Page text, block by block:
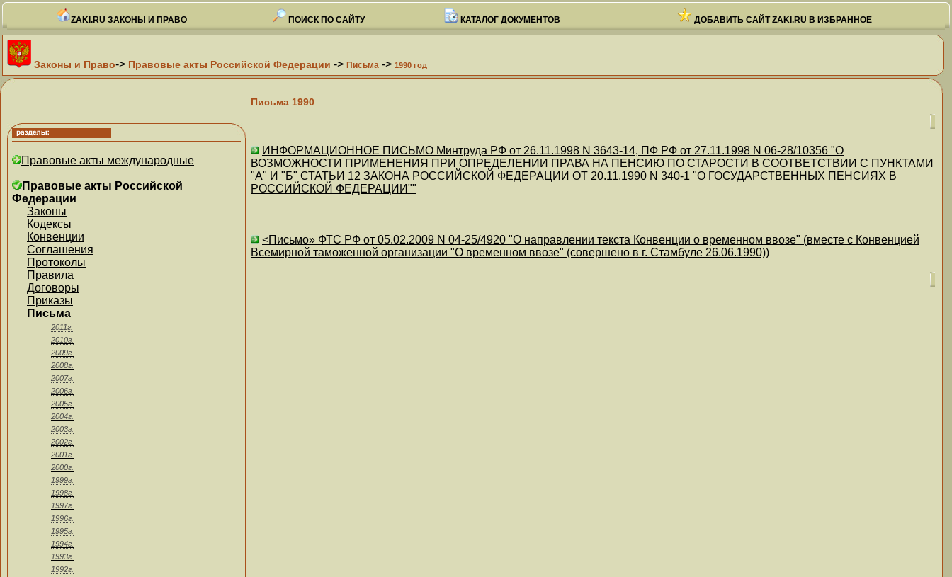
ZAKI.RU ЗАКОНЫ И ПРАВО ПОИСК ПО САЙТУ КАТАЛОГ ДОКУМЕНТОВ ДОБАВИТЬ САЙТ ZAKI.RU В ИЗБРАННОЕ
Законы и Право-> Правовые акты Российской Федерации -> Письма -> 1990 год
Правовые акты международные
Правовые акты Российской
Федерации
Законы
Кодексы
Конвенции
Соглашения
Протоколы
Правила
Договоры
Приказы
Письма
2011г.
2010г.
2009г.
2008г.
2007г.
2006г.
2005г.
2004г.
2003г.
2002г.
2001г.
2000г.
1999г.
1998г.
1997г.
1996г.
1995г.
1994г.
1993г.
1992г.
Письма 1990
ИНФОРМАЦИОННОЕ ПИСЬМО Минтруда РФ от 26.11.1998 N 3643-14, ПФ РФ от 27.11.1998 N 06-28/10356 "О
ВОЗМОЖНОСТИ ПРИМЕНЕНИЯ ПРИ ОПРЕДЕЛЕНИИ ПРАВА НА ПЕНСИЮ ПО СТАРОСТИ В СООТВЕТСТВИИ С ПУНКТАМИ
"А" И "Б" СТАТЬИ 12 ЗАКОНА РОССИЙСКОЙ ФЕДЕРАЦИИ ОТ 20.11.1990 N 340-1 "О ГОСУДАРСТВЕННЫХ ПЕНСИЯХ В
РОССИЙСКОЙ ФЕДЕРАЦИИ""
<Письмо» ФТС РФ от 05.02.2009 N 04-25/4920 "О направлении текста Конвенции о временном ввозе" (вместе с Конвенцией
Всемирной таможенной организации "О временном ввозе" (совершено в г. Стамбуле 26.06.1990))